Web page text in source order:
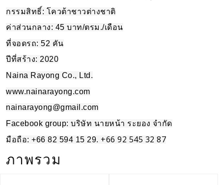
กรรมสิทธิ์: โควต้าชาวต่างชาติ
ค่าส่วนกลาง: 45 บาท/ตรม./เดือน
ที่จอดรถ: 52 คัน
ปีที่สร้าง: 2020
Naina Rayong Co., Ltd.
www.nainarayong.com
nainarayong@gmail.com
Facebook group: บริษัท นายหน้า ระยอง จำกัด
มือถือ: +66 82 594 15 29. +66 92 545 32 87
ภาพรวม